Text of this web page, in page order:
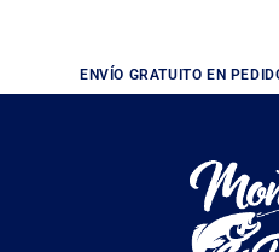
ENVÍO GRATUITO EN